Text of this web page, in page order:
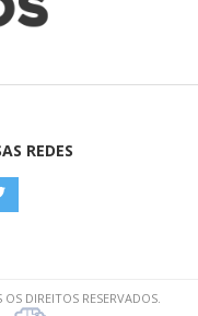
REDES
DIREITOS RESERVADOS.